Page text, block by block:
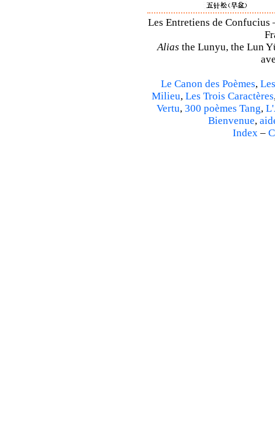
Les Entretiens de
Alias the Lunyu, the Lun
Le Canon des Poèmes,
Milieu, Les Trois Caractères
Vertu, 300 poèmes Tang,
Bienvenue,
Index –